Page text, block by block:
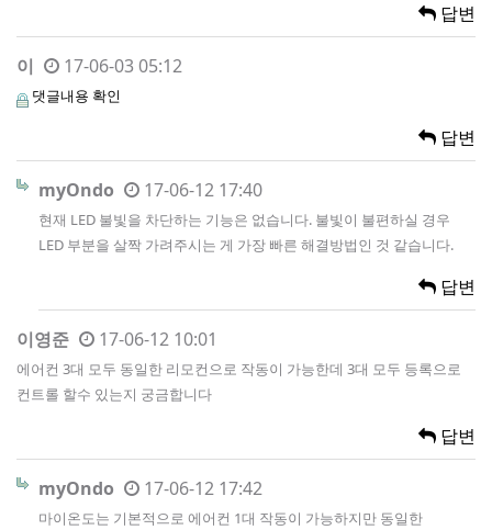
답변
이 17-06-03 05:12
댓글내용 확인
답변
myOndo 17-06-12 17:40
현재 LED 불빛을 차단하는 기능은 없습니다. 불빛이 불편하실 경우
LED 부분을 살짝 가려주시는 게 가장 빠른 해결방법인 것 같습니다.
답변
이영준 17-06-12 10:01
에어컨 3대 모두 동일한 리모컨으로 작동이 가능한데 3대 모두 등록으로
컨트롤 할수 있는지 궁금합니다
답변
myOndo 17-06-12 17:42
마이온도는 기본적으로 에어컨 1대 작동이 가능하지만 동일한